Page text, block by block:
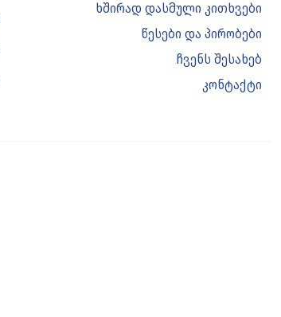
ხშირად დასმული კითხვები
წესები და პირობები
ჩვენს შესახებ
კონტაქტი